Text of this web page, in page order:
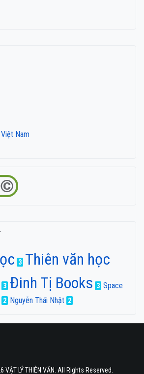
Nam
3 Thiên văn học
3 Đinh Tị Books 3 Space
2 Nguyễn Thái Nhật 2
LÝ THIÊN VĂN. All Rights Reserved.